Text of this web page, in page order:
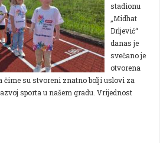
stadionu
„Midhat
Drljević“
danas je
svečano je
otvorena
čime su stvoreni znatno bolji uslovi za
sporta u našem gradu. Vrijednost